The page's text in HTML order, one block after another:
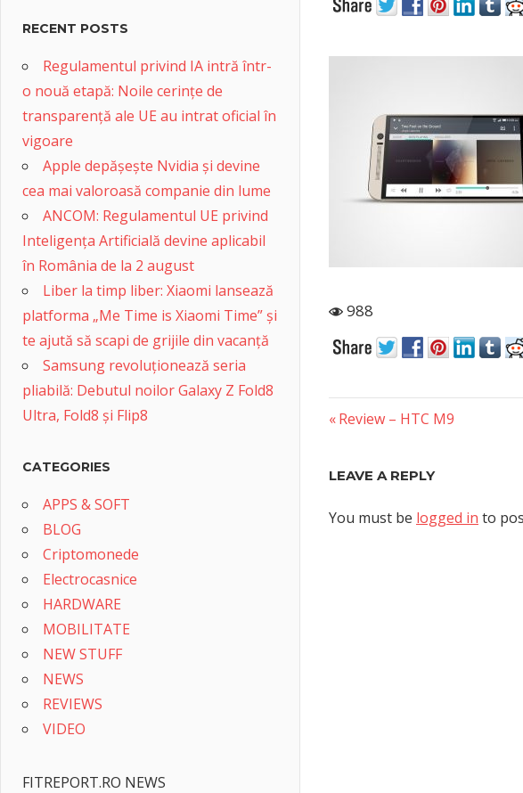
988
Post
Previous
Review – HTC M9
LEAVE A REPLY
You must be logged in to
RECENT POSTS
Regulamentul privind IA intră într-
o nouă etapă: Noile cerințe de
transparență ale UE au intrat oficial în
vigoare
Apple depășește Nvidia și devine
cea mai valoroasă companie din lume
ANCOM: Regulamentul UE privind
Inteligența Artificială devine aplicabil
în România de la 2 august
Liber la timp liber: Xiaomi lansează
platforma „Me Time is Xiaomi Time” și
te ajută să scapi de grijile din vacanță
Samsung revoluționează seria
pliabilă: Debutul noilor Galaxy Z Fold8
Ultra, Fold8 și Flip8
CATEGORIES
APPS & SOFT
BLOG
Criptomonede
Electrocasnice
HARDWARE
MOBILITATE
NEW STUFF
NEWS
REVIEWS
VIDEO
FITREPORT.RO NEWS